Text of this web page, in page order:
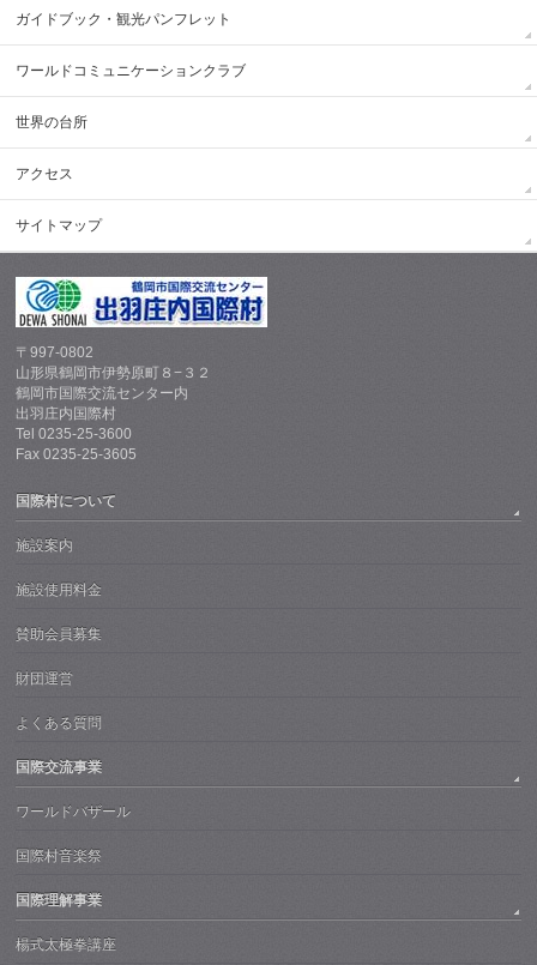
ガイドブック・観光パンフレット
ワールドコミュニケーションクラブ
世界の台所
アクセス
サイトマップ
〒997-0802
山形県鶴岡市伊勢原町８−３２
鶴岡市国際交流センター内
出羽庄内国際村
Tel 0235-25-3600
Fax 0235-25-3605
国際村について
施設案内
施設使用料金
賛助会員募集
財団運営
よくある質問
国際交流事業
ワールドバザール
国際村音楽祭
国際理解事業
楊式太極拳講座